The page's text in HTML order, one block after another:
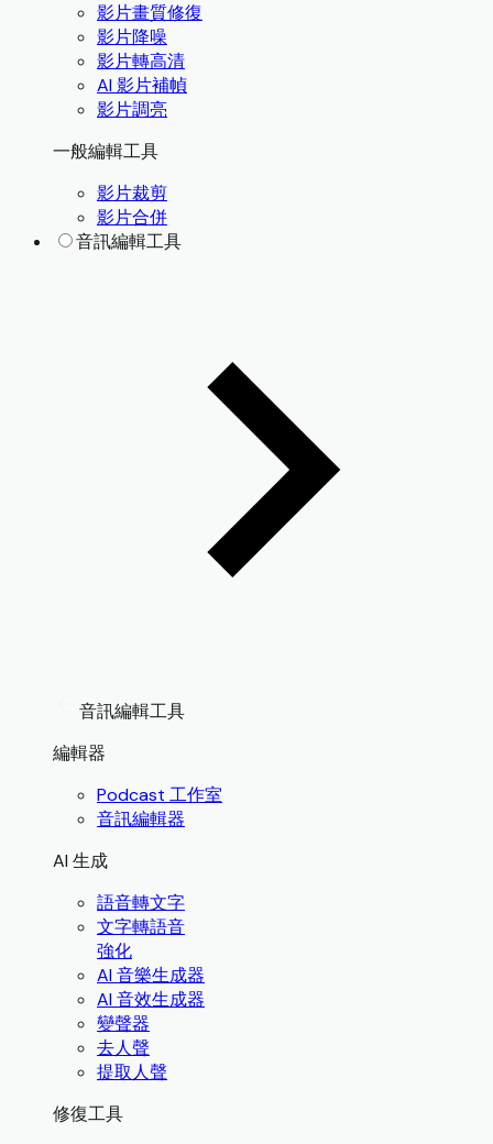
影片畫質修復
影片降噪
影片轉高清
AI 影片補幀
影片調亮
一般編輯工具
影片裁剪
影片合併
音訊編輯工具
音訊編輯工具
編輯器
Podcast 工作室
音訊編輯器
AI 生成
語音轉文字
文字轉語音
強化
AI 音樂生成器
AI 音效生成器
變聲器
去人聲
提取人聲
修復工具